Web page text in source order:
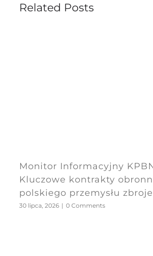
Related Posts
Monitor Informacyjny
Kluczowe kontrakty
polskiego przemysłu
30 lipca, 2026 | 0 Comments